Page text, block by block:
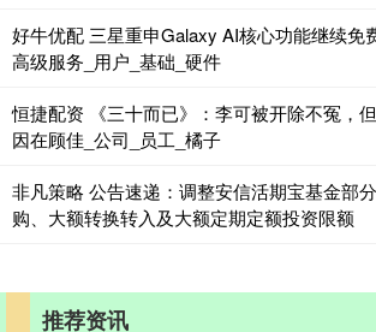
好牛优配 三星重申Galaxy AI核心功能继续免
高级服务_用户_基础_硬件
恒捷配资 《三十而已》：李可被开除不冤，
因在顾佳_公司_员工_橘子
非凡策略 公告速递：调整安信活期宝基金部
购、大额转换转入及大额定期定额投资限额
推荐资讯